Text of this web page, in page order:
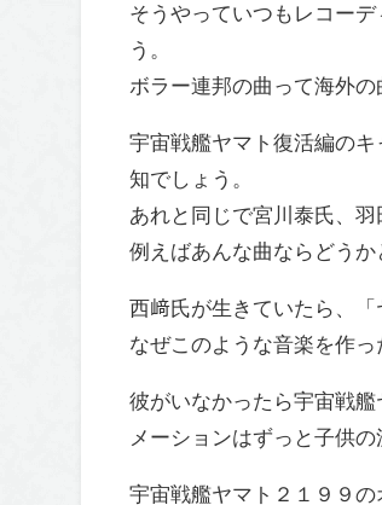
そうやっていつもレコー
う。
ボラー連邦の曲って海外
宇宙戦艦ヤマト復活編の
知でしょう。
あれと同じで宮川泰氏、
例えばあんな曲ならどうか
西﨑氏が生きていたら、
なぜこのような音楽を作
彼がいなかったら宇宙戦
メーションはずっと子供
宇宙戦艦ヤマト２１９９